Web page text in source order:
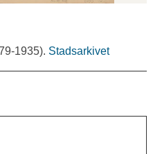
1935). Stadsarkivet